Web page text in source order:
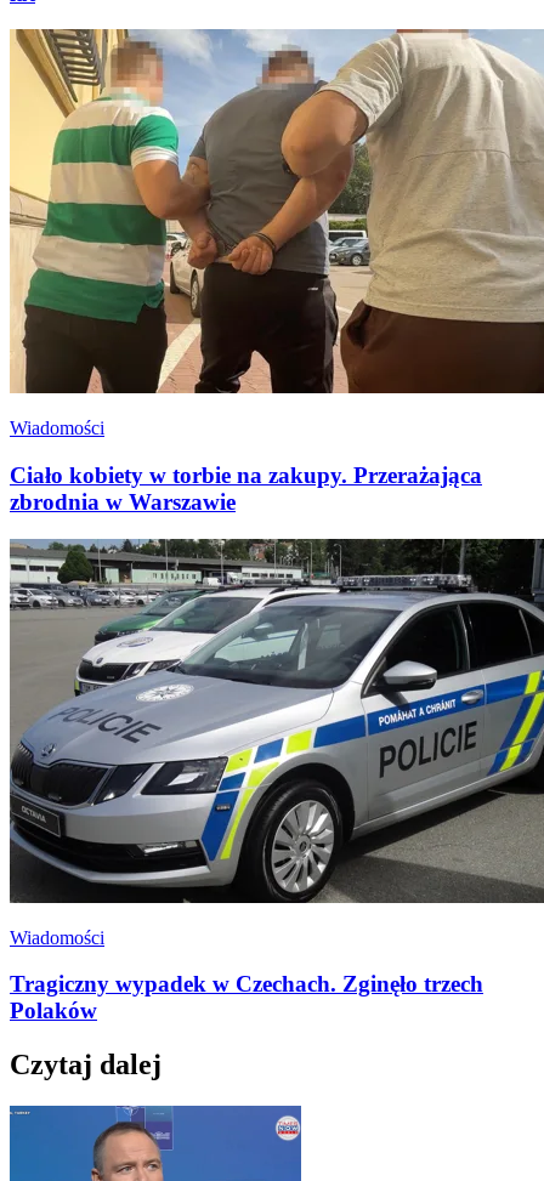
Wiadomości
Ciało kobiety w torbie na zakupy. Przerażająca
zbrodnia w Warszawie
Wiadomości
Tragiczny wypadek w Czechach. Zginęło trzech
Polaków
Czytaj dalej